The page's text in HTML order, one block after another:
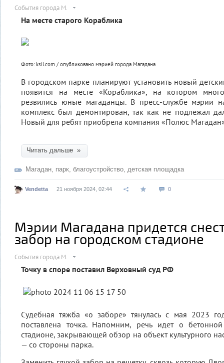
События города М.
На месте старого Кораблика
Фото: ksil.com / опубликовано мэрией города Магадана
В городском парке планируют установить новый
появится на месте «Кораблика», на котором
резвились юные магаданцы. В пресс-службе мэрии
комплекс был демонтирован, так как не подлежал
Новый для ребят приобрела компания «Полюс
Читать дальше »
Магадан парк благоустройство детская площадка
Vendetta 21 ноября 2024, 02:44 0
Мэрии Магадана придется
забор на городском стадионе
События города М.
Точку в споре поставил Верховный суд РФ
Судебная тяжба «о заборе» тянулась с мая 2023
поставлена точка. Напомним, речь идет о
стадионе, закрывающей обзор на объект культурного
— со стороны парка.